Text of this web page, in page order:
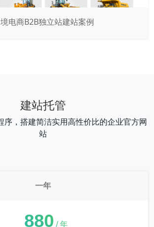
电商B2B独立站建站案例
建站托管
，搭建简洁实用高性价比的企业官方网
站
一年
880 / 年